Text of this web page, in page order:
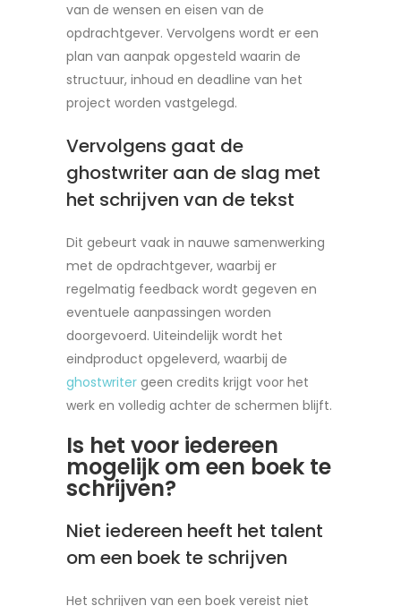
van de wensen en eisen van de
opdrachtgever. Vervolgens wordt er een
plan van aanpak opgesteld waarin de
structuur, inhoud en deadline van het
project worden vastgelegd.
Vervolgens gaat de
ghostwriter aan de slag met
het schrijven van de tekst
Dit gebeurt vaak in nauwe samenwerking
met de opdrachtgever, waarbij er
regelmatig feedback wordt gegeven en
eventuele aanpassingen worden
doorgevoerd. Uiteindelijk wordt het
eindproduct opgeleverd, waarbij de
ghostwriter geen credits krijgt voor het
werk en volledig achter de schermen blijft.
Is het voor iedereen
mogelijk om een boek te
schrijven?
Niet iedereen heeft het talent
om een boek te schrijven
Het schrijven van een boek vereist niet